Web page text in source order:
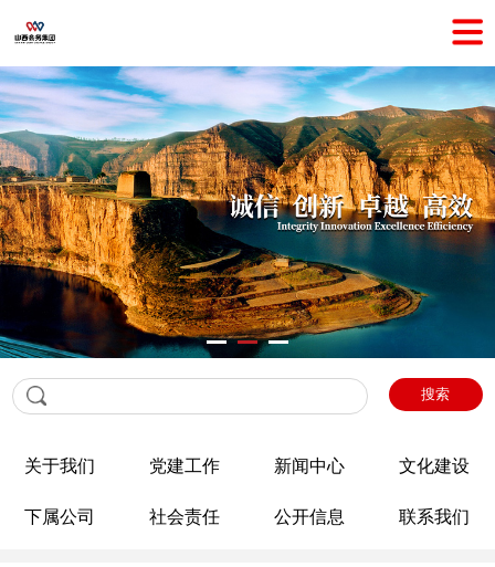
搜索
关于我们 党建工作 新闻中心 文化建设
下属公司 社会责任 公开信息 联系我们